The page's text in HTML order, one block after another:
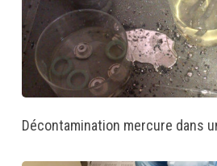
Décontamination mercure dans